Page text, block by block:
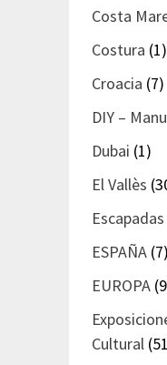
Costa
Costura (1)
Croacia (7)
DIY –
Dubai (1)
El Vallès
Escapadas
ESPAÑA (7)
EUROPA
Cultural